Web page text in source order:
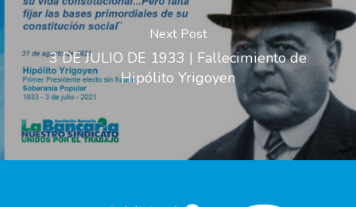
Next Post
3 DE JULIO DE 1933 | Fallecimiento de
Hipólito Yrigoyen